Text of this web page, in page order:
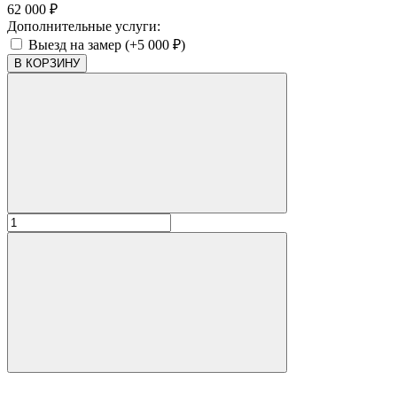
62 000 ₽
Дополнительные услуги:
Выезд на замер (+5 000 ₽)
В КОРЗИНУ